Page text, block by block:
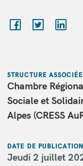
STRUCTURE ASSOCIÉE
Chambre
Sociale et
Alpes (CRESS
DATE DE PUBLICATION
Jeudi 2 juillet